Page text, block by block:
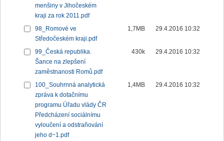
menšiny v Jihočeském
kraji za rok 2011.pdf
98_Romové ve
Středočeském kraji.pdf
1,7MB 29.4.2016 10:32
99_Česká republika.
Šance na zlepšení
zaměstnanosti Romů.pdf
430k 29.4.2016 10:32
100_Souhrnná analytická
zpráva k dotačnímu
programu Úřadu vlády ČR
Předcházení sociálnímu
vyloučení a odstraňování
jeho d~1.pdf
1,4MB 29.4.2016 10:32